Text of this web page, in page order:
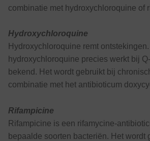
combinatie met hydroxychloroquine of
Hydroxychloroquine
Hydroxychloroquine remt
hydroxychloroquine precies werkt bij
bekend. Het wordt gebruikt bij
combinatie met het antibioticum
Rifampicine
Rifampicine is een rifamycine-
bepaalde soorten bacteriën. Het wordt